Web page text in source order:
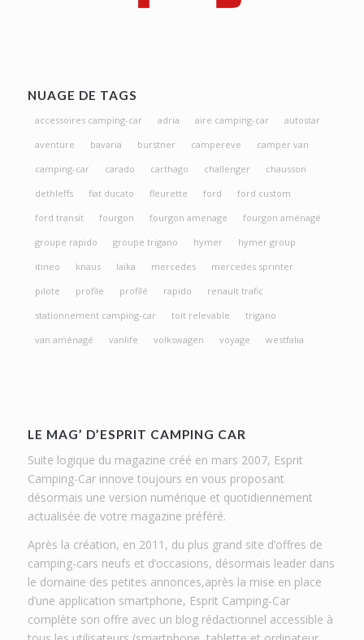
NUAGE DE TAGS
accessoires camping-car adria aire camping-car
autostar
aventure
bavaria burstner campereve
camper van
camping-car
carado carthago challenger
chausson
dethleffs
fiat ducato fleurette ford
ford custom
ford transit
fourgon fourgon amenage
fourgon aménagé
groupe rapido
groupe trigano hymer
hymer group
itineo
knaus laika mercedes
mercedes sprinter
pilote
profile profilé rapido
renault trafic
stationnement camping-car
toit relevable
trigano
van aménagé
vanlife volkswagen voyage westfalia
LE MAG’ D’ESPRIT CAMPING CAR
Suite logique du magazine créé en mars 2007, Esprit
Camping-Car innove toujours en vous proposant
désormais une version numérique et quotidiennement
actualisée de votre magazine préféré.
Après la création, en 2011, du plus grand site d’offres de
camping-cars neufs et d’occasions, désormais leader dans
le domaine des petites annonces,après la mise en place
d’une application smartphone, Esprit Camping-Car
complète son offre avec un blog rédactionnel accessible à